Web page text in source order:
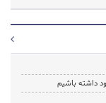
داشته باشیم